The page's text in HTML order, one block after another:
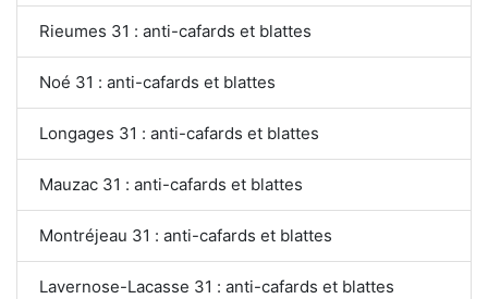
Rieumes 31 : anti-cafards et blattes
Noé 31 : anti-cafards et blattes
Longages 31 : anti-cafards et blattes
Mauzac 31 : anti-cafards et blattes
Montréjeau 31 : anti-cafards et blattes
Lavernose-Lacasse 31 : anti-cafards et blattes